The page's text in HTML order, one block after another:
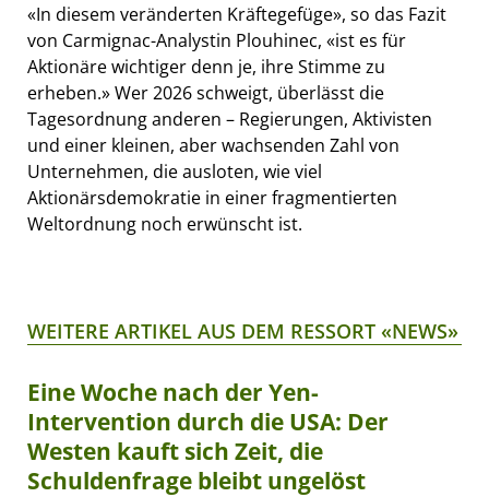
«In diesem veränderten Kräftegefüge», so das Fazit
von Carmignac-Analystin Plouhinec, «ist es für
Aktionäre wichtiger denn je, ihre Stimme zu
erheben.» Wer 2026 schweigt, überlässt die
Tagesordnung anderen – Regierungen, Aktivisten
und einer kleinen, aber wachsenden Zahl von
Unternehmen, die ausloten, wie viel
Aktionärsdemokratie in einer fragmentierten
Weltordnung noch erwünscht ist.
WEITERE ARTIKEL AUS DEM RESSORT «NEWS»
Eine Woche nach der Yen-
Intervention durch die USA: Der
Westen kauft sich Zeit, die
Schuldenfrage bleibt ungelöst